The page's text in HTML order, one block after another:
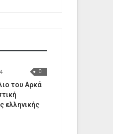
0
του Αρκά
ελληνικής